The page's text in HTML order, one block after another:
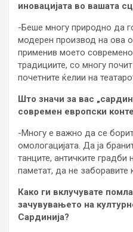
иновацијата во вашата
-Беше многу природно да
модерен производ на ова
применив моето
традициите, со многу
почетните ќелии на
Што значи за вас
современ европски
-Многу е важно да се
омологацијата. Да ја
танците, античките градби
паметат, да не заборавите
Како ги вклучувате
зачувувањето на
Сардинија?